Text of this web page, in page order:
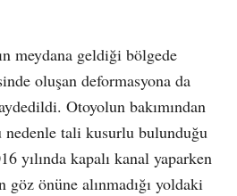
meydana geldiği bölgede
oluşan deformasyona da
Otoyolun bakımından
tali kusurlu bulunduğu
yılında kapalı kanal yaparken
önüne alınmadığı yoldaki